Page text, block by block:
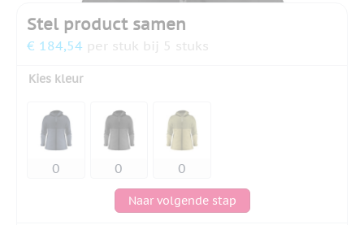
Stel product samen
€ 184,54 per stuk bij 5 stuks
Kies kleur
Naar volgende stap